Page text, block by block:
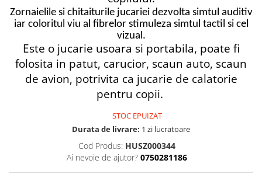
Zornaielile si chitaiturile jucariei dezvolta simtul auditiv
iar coloritul viu al fibrelor stimuleza simtul tactil si cel
vizual.
Este o jucarie usoara si portabila, poate fi
folosita in patut, carucior, scaun auto, scaun
de avion, potrivita ca jucarie de calatorie
pentru copii.
STOC EPUIZAT
Durata de livrare: 1 zi lucratoare
Cod Produs: HUSZ000344
Ai nevoie de ajutor? 0750281186